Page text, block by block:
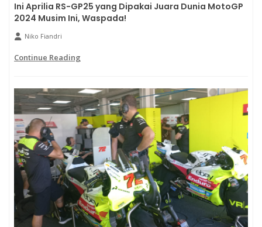
Ini Aprilia RS-GP25 yang Dipakai Juara Dunia MotoGP
2024 Musim Ini, Waspada!
Niko Fiandri
Continue Reading